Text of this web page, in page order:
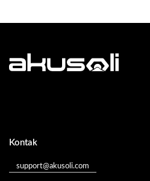
Kontak
support@akusoli.com